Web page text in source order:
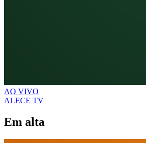
AO VIVO
ALECE TV
Em alta